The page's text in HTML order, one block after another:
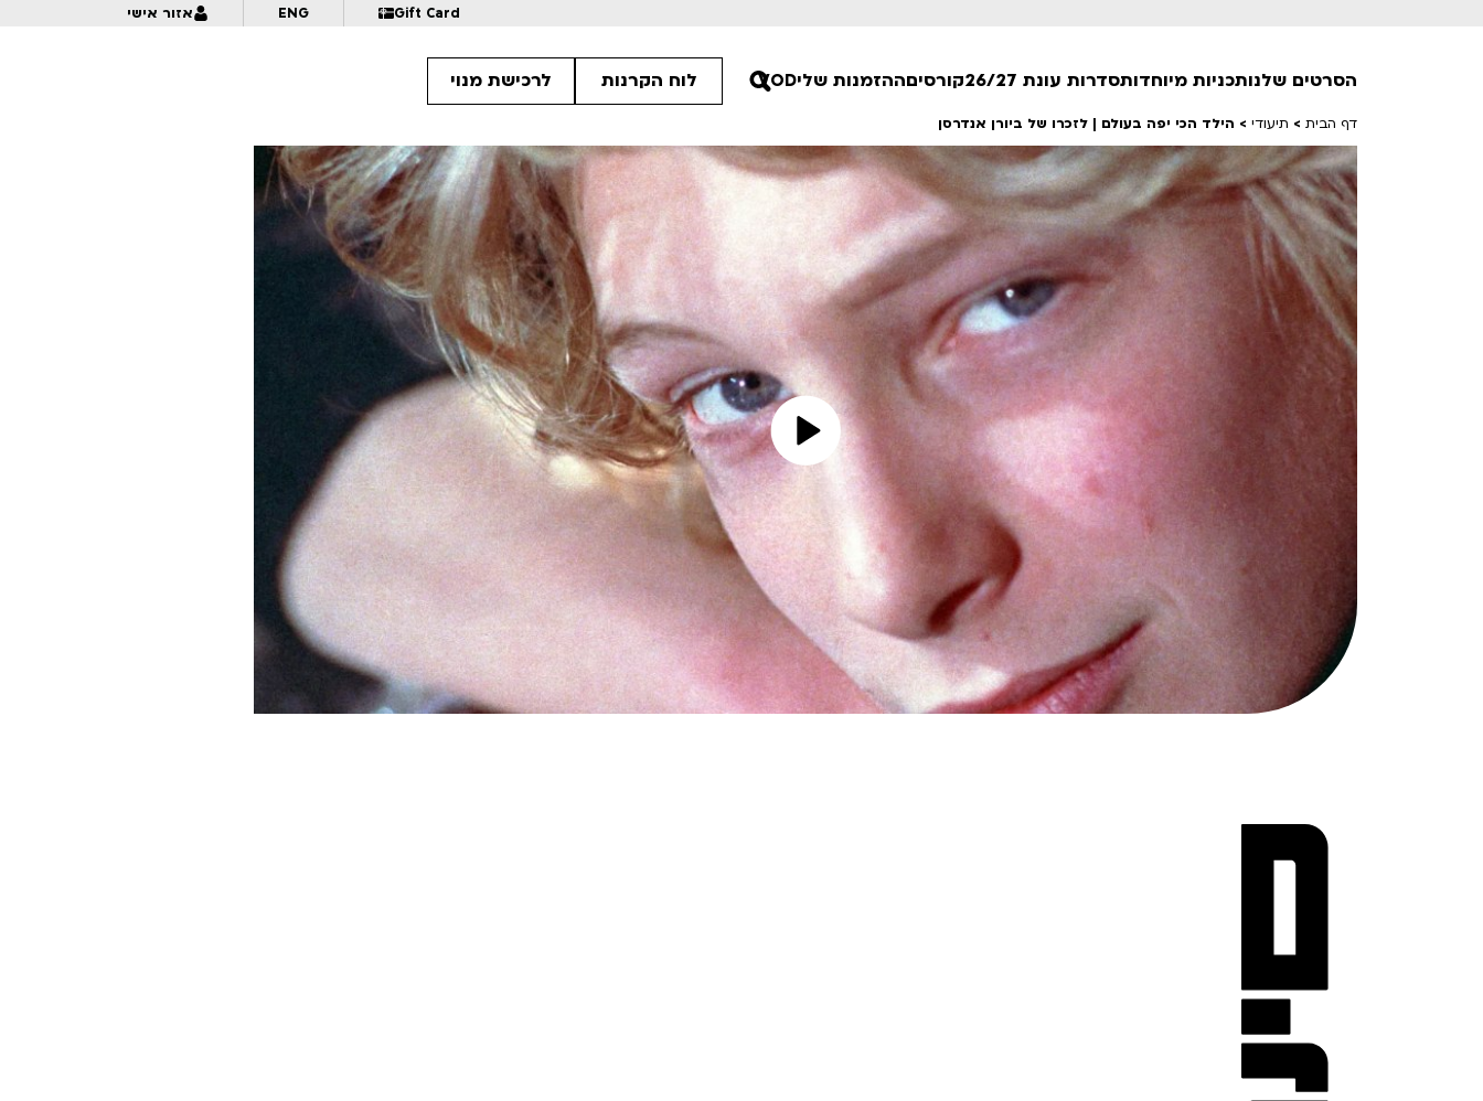
Gift Card
ENG אזור אישי
הסרטים שלנו
חופשי למנויים
טרום בכורה
חדשים
סרט פלוס
לילדים ולכל המשפחה
הקרנות על פופים
מועדון אנגלית לקטנטנים
מועדון אנגלית לכל המשפחה
ראשון בקולנוע
שלישי בשלייקס
אפטר בסינמטק
Teen Screen
קולנוע ישראלי
לפי ימים
הדרכים הלא ידועות
לפרטים
פסטיבל אנימיקס 2026
לפרטים
תכניות מיוחדותסדרות עונת 26/27 קורסיםההזמנות שליVOD לוח הקרנות לרכישת מנוי
דף הבית > תיעודי > הילד הכי יפה בעולם | לזכרו של ביורן אנדרסן